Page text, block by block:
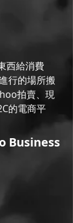
西給消費
行的場所搬
拍賣、現
的電商平
Business